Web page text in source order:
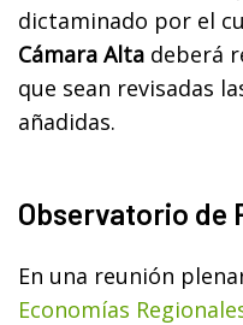
dictaminado por el
Cámara Alta deberá
que sean revisadas
añadidas.
Observatorio de
En una reunión
Economías